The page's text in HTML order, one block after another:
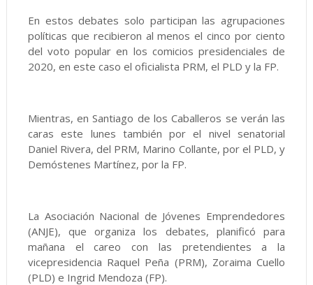
En estos debates solo participan las agrupaciones
políticas que recibieron al menos el cinco por ciento
del voto popular en los comicios presidenciales de
2020, en este caso el oficialista PRM, el PLD y la FP.
Mientras, en Santiago de los Caballeros se verán las
caras este lunes también por el nivel senatorial
Daniel Rivera, del PRM, Marino Collante, por el PLD, y
Demóstenes Martínez, por la FP.
La Asociación Nacional de Jóvenes Emprendedores
(ANJE), que organiza los debates, planificó para
mañana el careo con las pretendientes a la
vicepresidencia Raquel Peña (PRM), Zoraima Cuello
(PLD) e Ingrid Mendoza (FP).